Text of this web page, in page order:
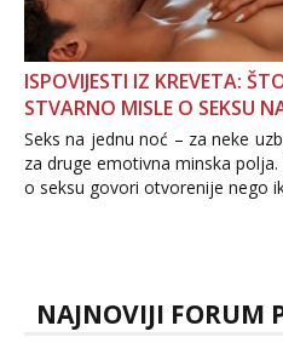
ISPOVIJESTI IZ KREVETA:
STVARNO MISLE O SEKSU
Seks na jednu noć – za neke
za druge emotivna minska
o seksu govori otvorenije nego
dalje izaziva burne rasprave.
NAJNOVIJI FORUM